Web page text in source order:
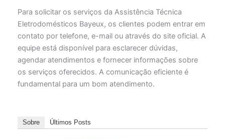
Para solicitar os serviços da Assistência Técnica
Eletrodomésticos Bayeux, os clientes podem entrar em
contato por telefone, e-mail ou através do site oficial. A
equipe está disponível para esclarecer dúvidas,
agendar atendimentos e fornecer informações sobre
os serviços oferecidos. A comunicação eficiente é
fundamental para um bom atendimento.
Sobre Últimos Posts